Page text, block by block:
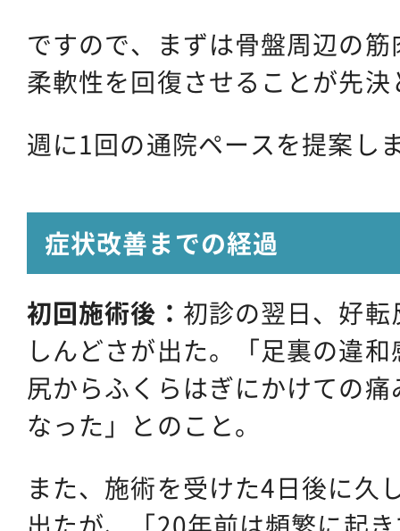
ですので、まずは骨盤周辺の
柔軟性を回復させることが先
週に1回の通院ペースを提案し
症状改善までの経過
初回施術後： 初診の翌日、好
しんどさが出た。「足裏の違
尻からふくらはぎにかけての
なった」とのこと。
また、施術を受けた4日後に久